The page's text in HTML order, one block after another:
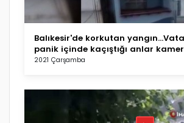
Balıkesir'de korkutan
panik içinde kaçıştığı anlar
2021 Çarşamba